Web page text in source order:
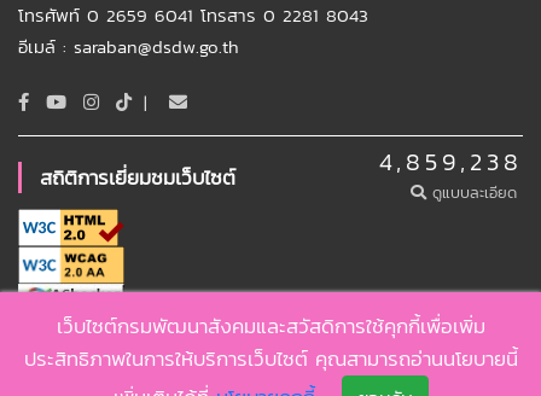
โทรศัพท์ 0 2659 6041 โทรสาร 0 2281 8043
อีเมล์ : saraban@dsdw.go.th
|
สถิติการเยี่ยมชมเว็บไซต์ 4,859,238
ดูแบบละเอียด
Copyright ©2026 , DSDW
นโยบายเว็บไซต์
นโยบายคุกกี้ นโยบายคุ้มครองข้อมูลส่วนบุคคล
เว็บไซต์กรมพัฒนาสังคมและสวัสดิการใช้คุกกี้เพื่อเพิ่ม
ประสิทธิภาพในการให้บริการเว็บไซต์ คุณสามารถอ่านนโยบายนี้